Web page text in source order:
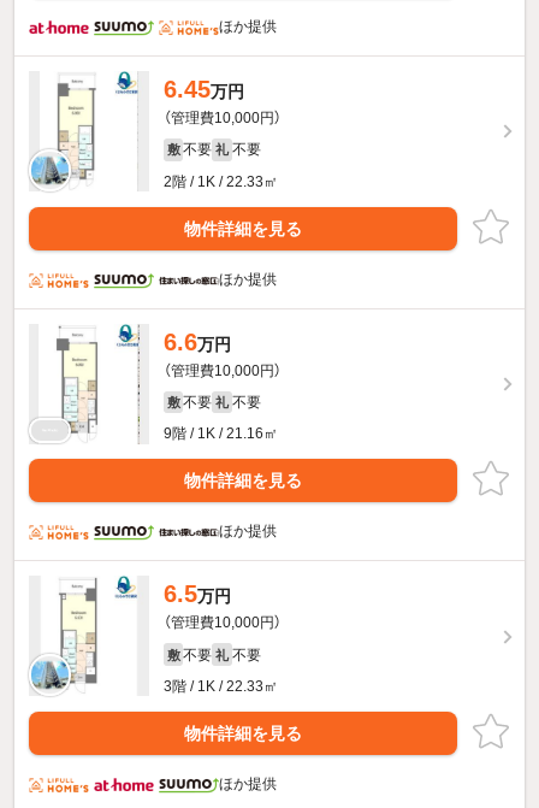
ほか提供
6.45万円
（管理費10,000円）
敷 不要 礼 不要
2階 / 1K / 22.33㎡
物件詳細を見る
ほか提供
6.6万円
（管理費10,000円）
敷 不要 礼 不要
9階 / 1K / 21.16㎡
物件詳細を見る
ほか提供
6.5万円
（管理費10,000円）
敷 不要 礼 不要
3階 / 1K / 22.33㎡
物件詳細を見る
ほか提供